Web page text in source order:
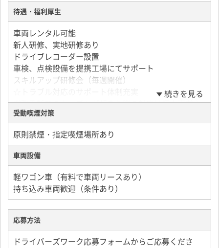
＜ドライバー収入例＞
荷物を1つ運ぶ単価は税込みで120円～180円ほどで
す。
手取り月収286,000円（1日100個配達／月間2,500個配
達）
手取り月収356,000円（1日120個配達／月間3,000個配
達）
手取り月収497,000円（1日150個配達／月間4,000個配
達）
☆月収900,000円の個人事業主も在籍中！（2021年12
月実績）
待遇・福利厚生
車両レンタル可能
新人研修、実地研修あり
ドライブレコーダー設置
車検、点検設備を提携工場にてサポート
スキルアップ研修会（毎週開催）
業務委託でのトラブルが起きた際の対応は個人事業主
に押し付けられるケースが多い現状がありますが、
軽バン.comではクレーム対応、荷物事故対応、代引き
対応などのサポートを充実させていますのでご安心く
ださい。
続きを見る
受動喫煙対策
原則禁煙・指定喫煙場所あり
車両設備
軽ワゴン車（有料で車両リースあり）
持ち込み車両歓迎（条件あり）
応募方法
ドライバーズワーク応募フォームからご応募くださ